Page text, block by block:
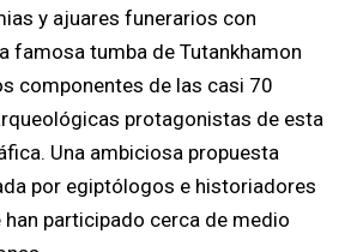
y ajuares funerarios con
famosa tumba de Tutankhamon
componentes de las casi 70
protagonistas de esta
Una ambiciosa propuesta
por egiptólogos e historiadores
han participado cerca de medio